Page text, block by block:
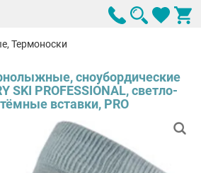
Термоноски
сноубордические
SKI PROFESSIONAL, светло-
вставки, PRO